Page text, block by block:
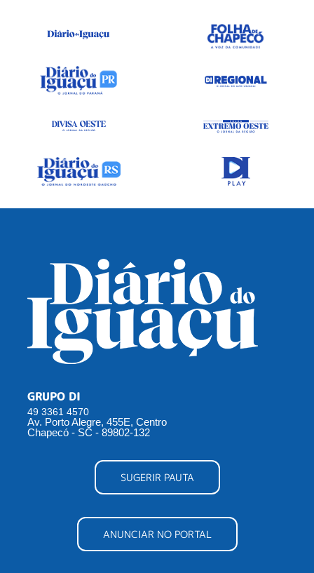
GRUPO DI
49 3361 4570
Av. Porto Alegre, 455E, Centro
Chapecó - SC - 89802-132
SUGERIR PAUTA
ANUNCIAR NO PORTAL